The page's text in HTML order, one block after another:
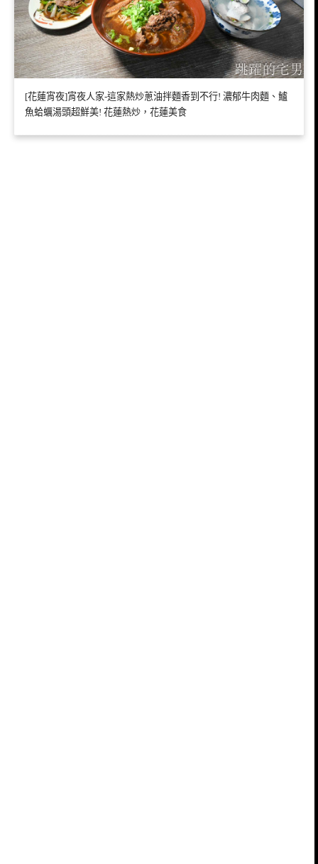
[花蓮宵夜]宵夜人家-這家熱炒蔥油拌麵香到不行! 濃郁牛肉麵、鱸
魚蛤蠣湯頭超鮮美! 花蓮熱炒，花蓮美食